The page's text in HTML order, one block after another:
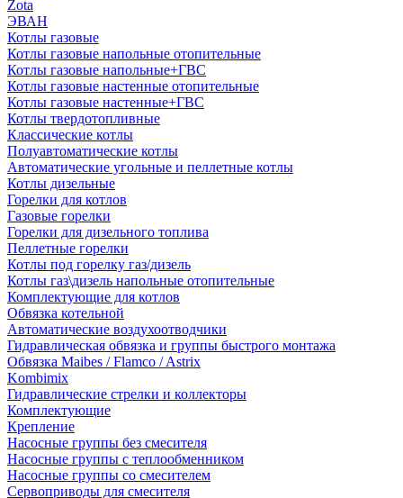
Zota
ЭВАН
Котлы газовые
Котлы газовые напольные отопительные
Котлы газовые напольные+ГВС
Котлы газовые настенные отопительные
Котлы газовые настенные+ГВС
Котлы твердотопливные
Классические котлы
Полуавтоматические котлы
Автоматические угольные и пеллетные котлы
Котлы дизельные
Горелки для котлов
Газовые горелки
Горелки для дизельного топлива
Пеллетные горелки
Котлы под горелку газ/дизель
Котлы газ\дизель напольные отопительные
Комплектующие для котлов
Обвязка котельной
Автоматические воздухоотводчики
Гидравлическая обвязка и группы быстрого монтажа
Обвязка Maibes / Flamco / Astrix
Kombimix
Гидравлические стрелки и коллекторы
Комплектующие
Крепление
Насосные группы без смесителя
Насосные группы с теплообменником
Насосные группы со смесителем
Сервоприводы для смесителя